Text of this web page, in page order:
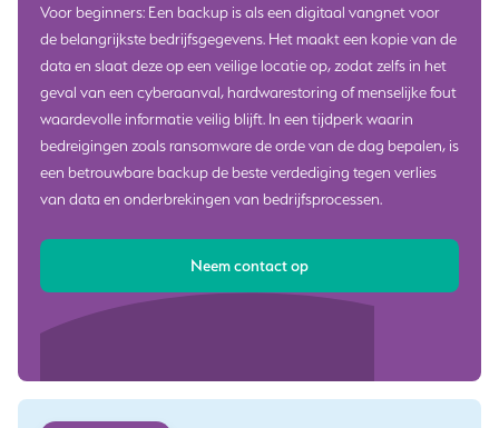
Voor beginners: Een backup is als een digitaal vangnet voor
de belangrijkste bedrijfsgegevens. Het maakt een kopie van de
data en slaat deze op een veilige locatie op, zodat zelfs in het
geval van een cyberaanval, hardwarestoring of menselijke fout
waardevolle informatie veilig blijft. In een tijdperk waarin
bedreigingen zoals ransomware de orde van de dag bepalen, is
een betrouwbare backup de beste verdediging tegen verlies
van data en onderbrekingen van bedrijfsprocessen.
Neem contact op